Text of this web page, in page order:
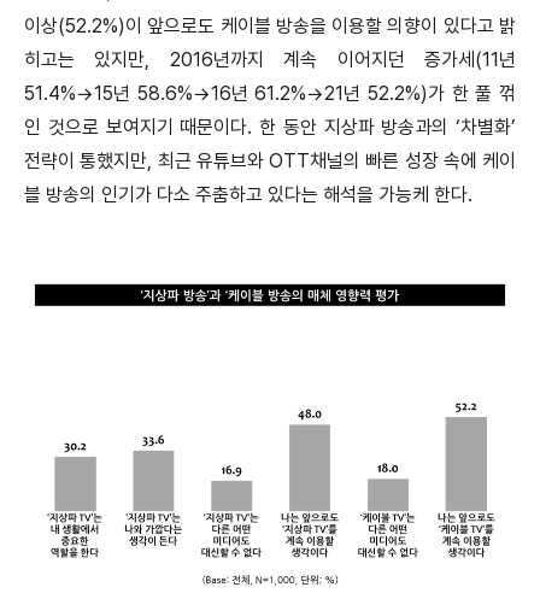
이상(52.2%)이 앞으로도 케이블 방송을 이용할 의향이 있다고 밝
히고는 있지만, 2016년까지 계속 이어지던 증가세(11년
51.4%→15년 58.6%→16년 61.2%→21년 52.2%)가 한 풀 꺾
인 것으로 보여지기 때문이다. 한 동안 지상파 방송과의 ‘차별화’
전략이 통했지만, 최근 유튜브와 OTT채널의 빠른 성장 속에 케이
블 방송의 인기가 다소 주춤하고 있다는 해석을 가능케 한다.